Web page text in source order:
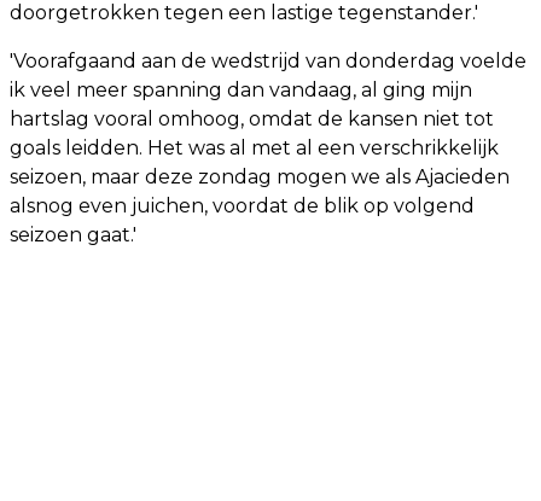
doorgetrokken tegen een lastige tegenstander.'
'Voorafgaand aan de wedstrijd van donderdag voelde
ik veel meer spanning dan vandaag, al ging mijn
hartslag vooral omhoog, omdat de kansen niet tot
goals leidden. Het was al met al een verschrikkelijk
seizoen, maar deze zondag mogen we als Ajacieden
alsnog even juichen, voordat de blik op volgend
seizoen gaat.'